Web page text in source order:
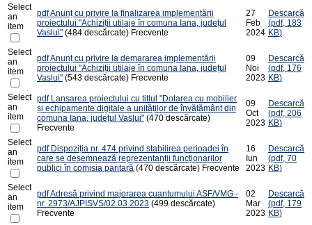
Select
an
item
pdfAnunț cu privire la finalizarea implementării
proiectului "Achiziții utilaje în comuna Iana, județul
Vaslui" (484 descărcate) Frecvente
27
Feb
2024
Descarcă
(pdf, 183
KB)
Select
an
item
pdfAnunț cu privire la demararea implementării
proiectului "Achiziții utilaje în comuna Iana, județul
Vaslui" (543 descărcate) Frecvente
09
Noi
2023
Descarcă
(pdf, 176
KB)
Select
an
item
pdf Lansarea proiectului cu titlul "Dotarea cu mobilier
și echipamente digitale a unităților de învățământ din
comuna Iana, județul Vaslui" (470 descărcate)
Frecvente
09
Oct
2023
Descarcă
(pdf, 206
KB)
Select
an
item
pdf Dispoziția nr. 474 privind stabilirea perioadei în
care se desemnează reprezentanții funcționarilor
publici în comisia paritară (470 descărcate) Frecvente
16
Iun
2023
Descarcă
(pdf, 70
KB)
Select
an
item
pdfAdresă privind majorarea cuantumului ASF/VMG -
nr. 2973/AJPISVS/02.03.2023 (499 descărcate)
Frecvente
02
Mar
2023
Descarcă
(pdf, 179
KB)